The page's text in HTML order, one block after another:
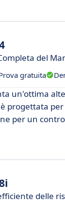
del
gratuita
un'ottima
progettata
per un
delle